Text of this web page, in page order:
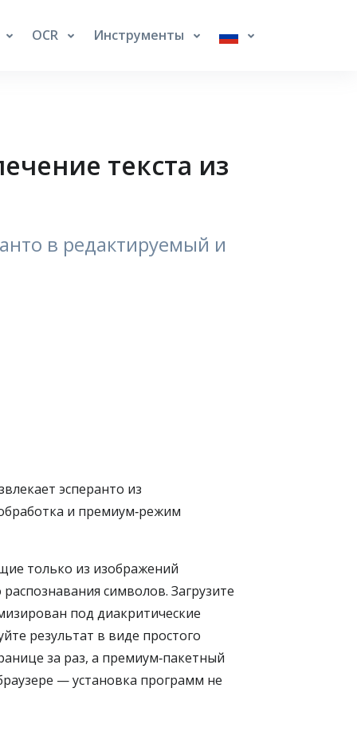
OCR Инструменты
текста из
в редактируемый и
эсперанто из
и премиум‑режим
только из изображений
символов. Загрузите
под диакритические
результат в виде простого
за раз, а премиум‑пакетный
— установка программ не